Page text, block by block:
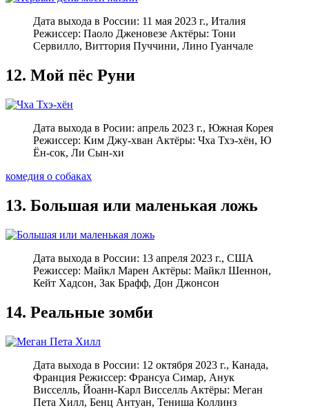
Дата выхода в России: 11 мая 2023 г., Италия
Режиссер: Паоло Дженовезе Актёры: Тони
Сервилло, Виттория Пуччини, Лино Гуанчале
12. Мой пёс Руни
Дата выхода в Росии: апрель 2023 г., Южная Корея
Режиссер: Ким Джу-хван Актёры: Чха Тхэ-хён, Ю
Ён-сок, Ли Сын-хи
комедия о собаках
13. Большая или маленькая ложь
Дата выхода в России: 13 апреля 2023 г., США
Режиссер: Майкл Марен Актёры: Майкл Шеннон,
Кейт Хадсон, Зак Брафф, Дон Джонсон
14. Реальные зомби
Дата выхода в России: 12 октября 2023 г., Канада,
Франция Режиссер: Франсуа Симар, Анук
Висселль, Йоанн-Карл Висселль Актёры: Меган
Пета Хилл, Бенц Антуан, Тениша Коллинз